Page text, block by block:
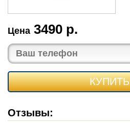
Цена 3490 р.
КУПИТЬ
Отзывы: